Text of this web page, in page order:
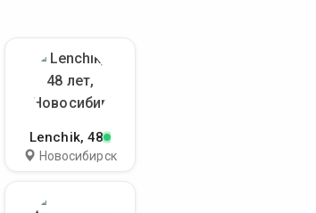
Lenchik, 48
Новосибирск